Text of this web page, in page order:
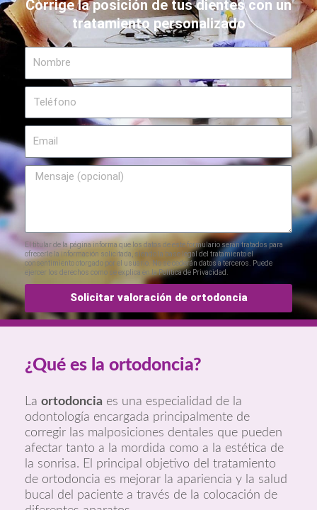
Corrige la posición de tus dientes con un
tratamiento personalizado
Mensaje
El titular de la página informa que los datos de este formulario serán tratados para
ofrecerle la información solicitada, siendo la base legal del tratamiento el
consentimiento otorgado por el usuario. No se cederán datos a terceros. Puede
ejercer los derechos como se explica en la Política de Privacidad.
Solicitar valoración de ortodoncia
¿Qué es la ortodoncia?
La ortodoncia es una especialidad de la
odontología encargada principalmente de
corregir las malposiciones dentales que pueden
afectar tanto a la mordida como a la estética de
la sonrisa. El principal objetivo del tratamiento
de ortodoncia es mejorar la apariencia y la salud
bucal del paciente a través de la colocación de